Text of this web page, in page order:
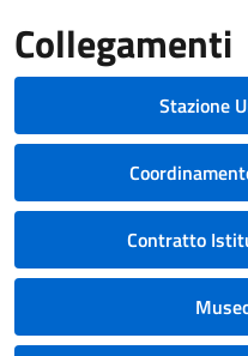
Collegamenti
Stazione
Contratto